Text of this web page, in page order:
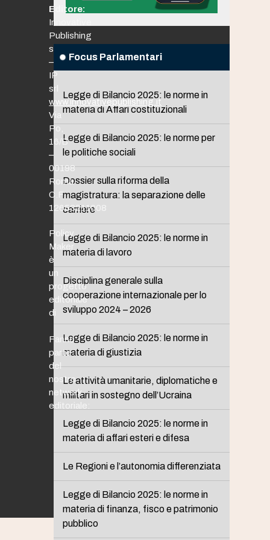
Focus Parlamentari
Legge di Bilancio 2025: le norme in
materia di Affari costituzionali
Legge di Bilancio 2025: le norme per
le politiche sociali
Dossier sulla riforma della
magistratura: la separazione delle
carriere
Legge di Bilancio 2025: le norme in
materia di lavoro
Disciplina generale sulla
cooperazione internazionale per lo
sviluppo 2024 – 2026
Legge di Bilancio 2025: le norme in
materia di giustizia
Le attività umanitarie, diplomatiche e
militari in sostegno dell’Ucraina
Legge di Bilancio 2025: le norme in
materia di affari esteri e difesa
Le Regioni e l’autonomia differenziata
Legge di Bilancio 2025: le norme in
materia di finanza, fisco e patrimonio
pubblico
Editore:
Innovative
Publishing
srl
–
IP
srl
www.innovativepublishing.it
Via
Po,
16/B
–
00198
Roma
C.F.
12653211008
Policy
Maker
è
un
progetto
editoriale
di
Fanno
parte
del
nostro
network
editoriale: